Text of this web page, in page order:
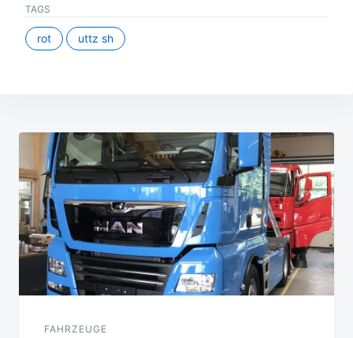
TAGS
rot uttz sh
Beitragsnavigation
FAHRZEUGE